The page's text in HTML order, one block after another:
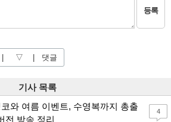
등록
| ▽ | 댓글
기사 목록
와 여름 이벤트, 수영복까지 총출
전 방송 정리
4